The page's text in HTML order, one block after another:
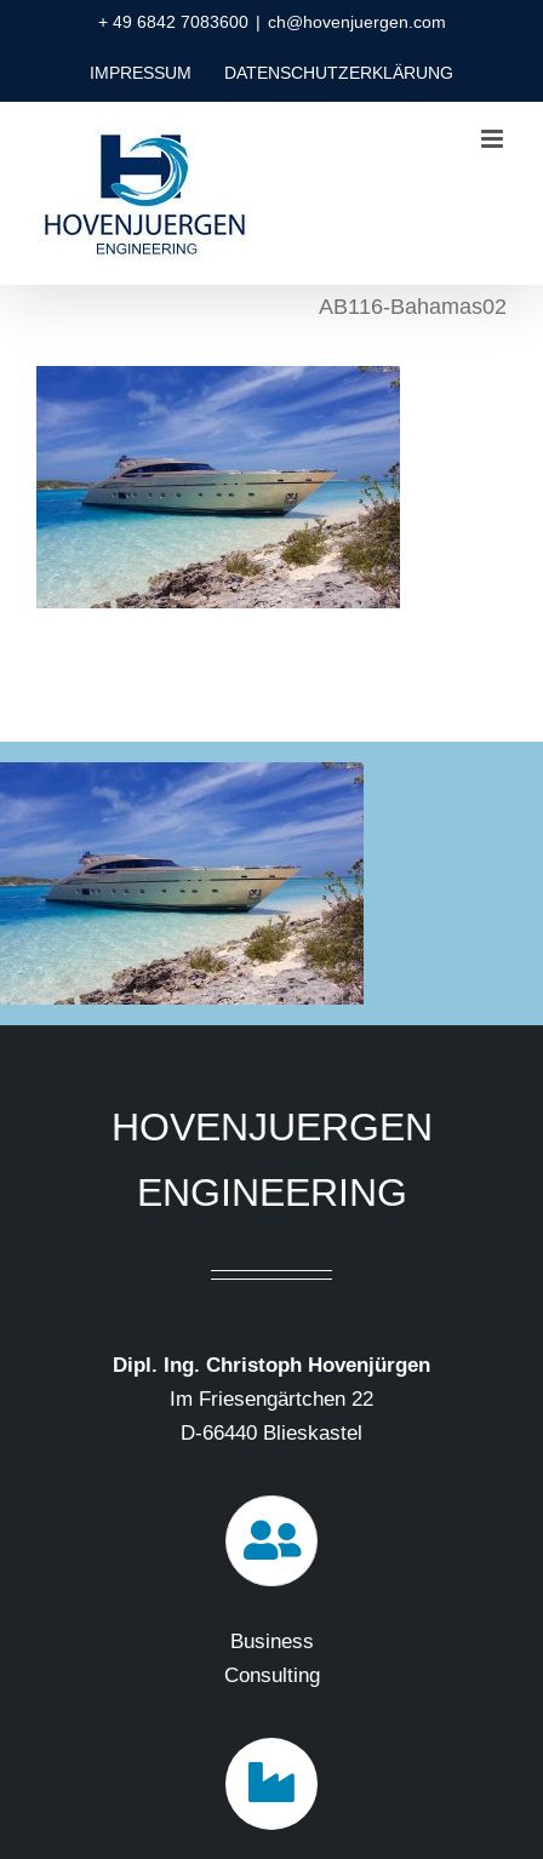
+ 49 6842 7083600 | ch@hovenjuergen.com
IMPRESSUM DATENSCHUTZERKLÄRUNG
AB116-Bahamas02
HOVENJUERGEN
ENGINEERING
Dipl. Ing. Christoph Hovenjürgen
Im Friesengärtchen 22
D-66440 Blieskastel
Business
Consulting